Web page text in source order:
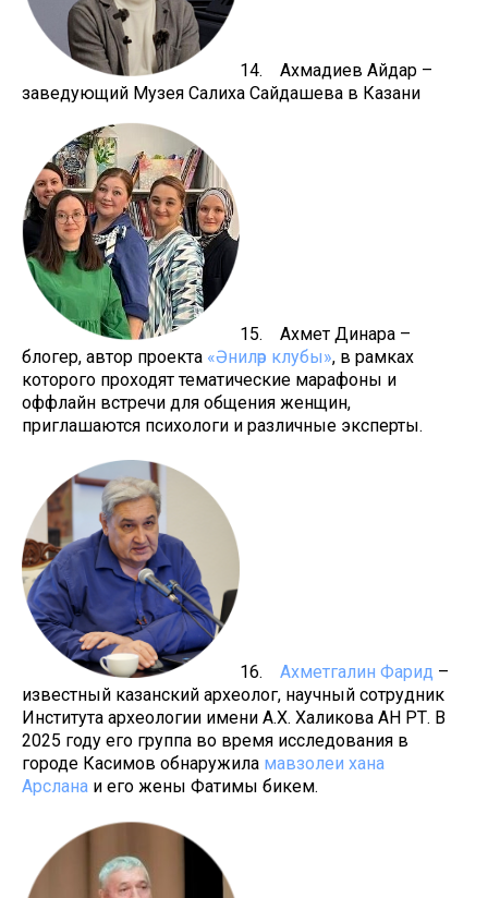
14. Ахмадиев Айдар –
заведующий Музея Салиха Сайдашева в Казани
15. Ахмет Динара –
блогер, автор проекта «Әниләр клубы», в рамках
которого проходят тематические марафоны и
оффлайн встречи для общения женщин,
приглашаются психологи и различные эксперты.
16. Ахметгалин Фарид –
известный казанский археолог, научный сотрудник
Института археологии имени А.Х. Халикова АН РТ. В
2025 году его группа во время исследования в
городе Касимов обнаружила мавзолеи хана
Арслана и его жены Фатимы бикем.